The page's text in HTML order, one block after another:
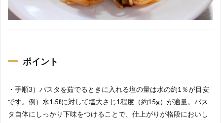
ポイント
・手順3）パスタを茹でるときに入れる塩の量は水の約1％が目安
です。例）水1.5ℓに対して塩大さじ1程度（約15g）が適量。パス
タ自体にしっかり下味をつけることで、仕上がりが格段においし